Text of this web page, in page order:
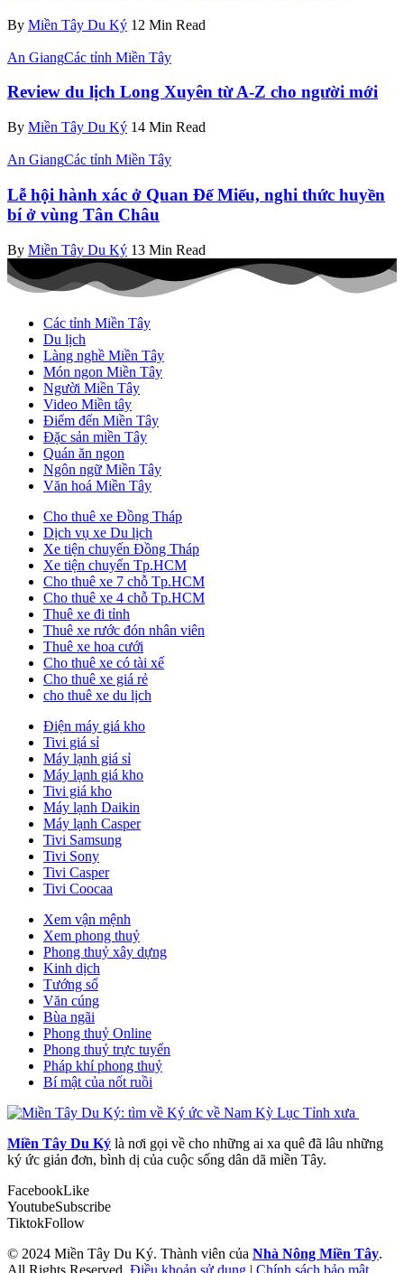
By Miền Tây Du Ký 12 Min Read
An GiangCác tỉnh Miền Tây
Review du lịch Long Xuyên từ A-Z cho người mới
By Miền Tây Du Ký 14 Min Read
An GiangCác tỉnh Miền Tây
Lễ hội hành xác ở Quan Đế Miếu, nghi thức huyền
bí ở vùng Tân Châu
By Miền Tây Du Ký 13 Min Read
Các tỉnh Miền Tây
Du lịch
Làng nghề Miền Tây
Món ngon Miền Tây
Người Miền Tây
Video Miền tây
Điểm đến Miền Tây
Đặc sản miền Tây
Quán ăn ngon
Ngôn ngữ Miền Tây
Văn hoá Miền Tây
Cho thuê xe Đồng Tháp
Dịch vụ xe Du lịch
Xe tiện chuyến Đồng Tháp
Xe tiện chuyến Tp.HCM
Cho thuê xe 7 chỗ Tp.HCM
Cho thuê xe 4 chỗ Tp.HCM
Thuê xe đi tỉnh
Thuê xe rước đón nhân viên
Thuê xe hoa cưới
Cho thuê xe có tài xế
Cho thuê xe giá rẻ
cho thuê xe du lịch
Điện máy giá kho
Tivi giá sỉ
Máy lạnh giá sỉ
Máy lạnh giá kho
Tivi giá kho
Máy lạnh Daikin
Máy lạnh Casper
Tivi Samsung
Tivi Sony
Tivi Casper
Tivi Coocaa
Xem vận mệnh
Xem phong thuỷ
Phong thuỷ xây dựng
Kinh dịch
Tướng số
Văn cúng
Bùa ngãi
Phong thuỷ Online
Phong thuỷ trực tuyến
Pháp khí phong thuỷ
Bí mật của nốt ruồi
Miền Tây Du Ký là nơi gọi về cho những ai xa quê đã lâu những
ký ức giản đơn, bình dị của cuộc sống dân dã miền Tây.
FacebookLike
YoutubeSubscribe
TiktokFollow
© 2024 Miền Tây Du Ký. Thành viên của Nhà Nông Miền Tây.
All Rights Reserved. Điều khoản sử dụng | Chính sách bảo mật